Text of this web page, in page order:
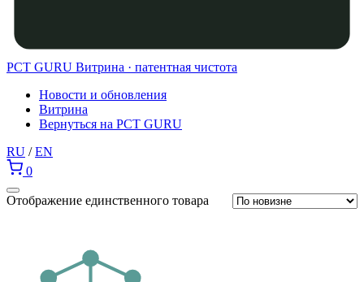
PCT GURU Витрина · патентная чистота
Новости и обновления
Витрина
Вернуться на PCT GURU
RU / EN
0
Отображение единственного товара